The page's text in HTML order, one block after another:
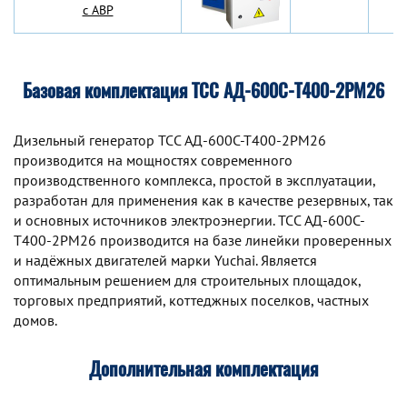
с АВР
Базовая комплектация ТСС АД-600С-Т400-2РМ26
Дизельный генератор TCC АД-600С-Т400-2РМ26
производится на мощностях современного
производственного комплекса, простой в эксплуатации,
разработан для применения как в качестве резервных, так
и основных источников электроэнергии. TCC АД-600С-
Т400-2РМ26 производится на базе линейки проверенных
и надёжных двигателей марки Yuchai. Является
оптимальным решением для строительных площадок,
торговых предприятий, коттеджных поселков, частных
домов.
Дополнительная комплектация